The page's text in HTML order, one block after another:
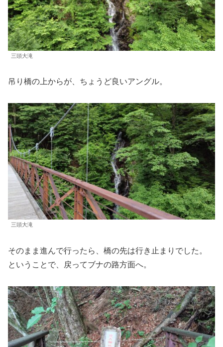
三頭大滝
吊り橋の上からが、ちょうど良いアングル。
三頭大滝
そのまま進んで行ったら、橋の先は行き止まりでした。
ということで、戻ってブナの路方面へ。